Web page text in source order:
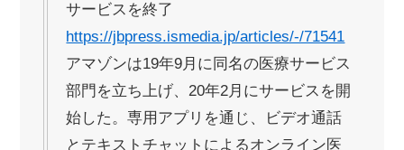
サービスを終了
https://jbpress.ismedia.jp/articles/-/71541
アマゾンは19年9月に同名の医療サービス
部門を立ち上げ、20年2月にサービスを開
始した。専用アプリを通じ、ビデオ通話
とテキストチャットによるオンライン医